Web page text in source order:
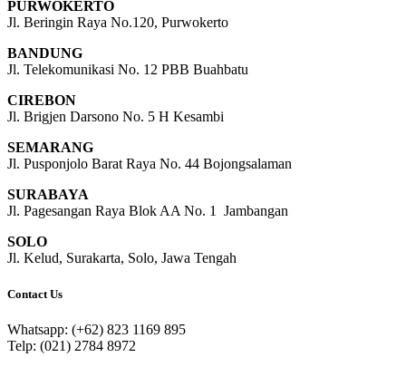
PURWOKERTO
Jl. Beringin Raya No.120, Purwokerto
BANDUNG
Jl. Telekomunikasi No. 12 PBB Buahbatu
CIREBON
Jl. Brigjen Darsono No. 5 H Kesambi
SEMARANG
Jl. Pusponjolo Barat Raya No. 44 Bojongsalaman
SURABAYA
Jl. Pagesangan Raya Blok AA No. 1 Jambangan
SOLO
Jl. Kelud, Surakarta, Solo, Jawa Tengah
Contact Us
Whatsapp: (+62) 823 1169 895
Telp: (021) 2784 8972